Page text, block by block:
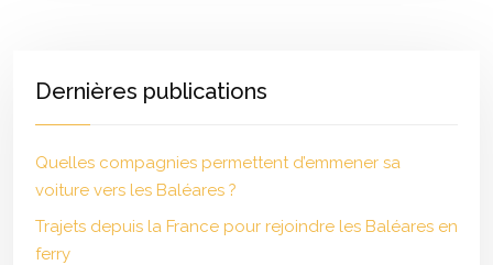
Dernières publications
Quelles compagnies permettent d’emmener sa
voiture vers les Baléares ?
Trajets depuis la France pour rejoindre les Baléares en
ferry